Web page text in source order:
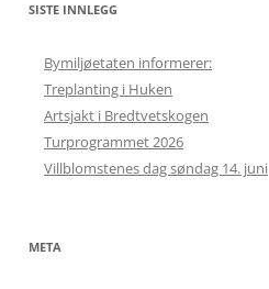
SISTE INNLEGG
Bymiljøetaten informerer:
Treplanting i Huken
Artsjakt i Bredtvetskogen
Turprogrammet 2026
Villblomstenes dag søndag 14. juni
META